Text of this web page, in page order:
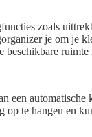
zoals
je om je
beschikbare ruimte
een
op te hangen en